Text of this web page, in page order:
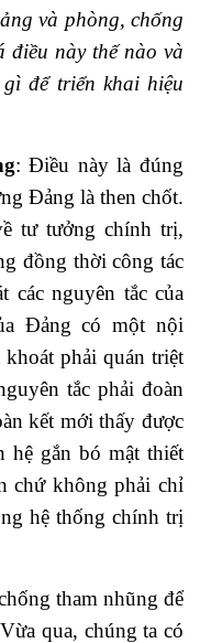
và phòng, chống
này thế nào và
để triển khai hiệu
: Điều này là đúng
Đảng là then chốt.
tư tưởng chính trị,
đồng thời công tác
các nguyên tắc của
Đảng có một nội
phải quán triệt
tắc phải đoàn
kết mới thấy được
hệ gắn bó mật thiết
chứ không phải chỉ
hệ thống chính trị
tham nhũng để
qua, chúng ta có